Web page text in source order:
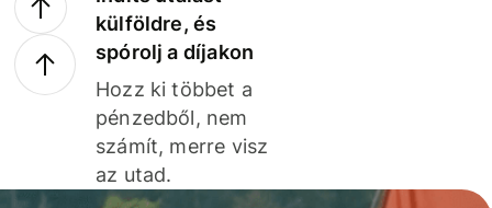
külföldre, és
spórolj a díjakon
Hozz ki többet a
pénzedből, nem
számít, merre visz
az utad.